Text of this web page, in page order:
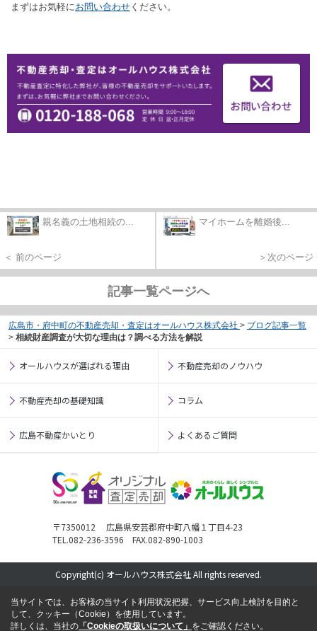
まずはお気軽に お問い合わせ ください。
親名義の土地相続の...
＜ 前のページ
マイホームを離婚後...
＞次のページ
記事一覧ページへ
広島市・府中町の不動産売却・査定はオールハウス株式会社 > ブログ記事一覧
> 相続財産調査が大切な理由は？調べる方法を解説
オールハウスが選ばれる理由 不動産売却のノウハウ
不動産売却の基礎知識 コラム
広島不動産かいとり よくあるご質問
〒7350012 広島県安芸郡府中町八幡１丁目4-23
TEL.082-236-3596 FAX.082-890-1003
Copyright(c) オールハウス株式会社 All rights reserved.
当サイトでは、お客様の当サイト利用状況把握、サービス向上検討を目的と
して、クッキー（Cookie）を使用しています。
詳しくは、当社の 「Cookieの取扱いについて」 をご確認ください。